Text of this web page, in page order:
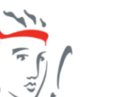
fin
de
mandat
pour
Norbert